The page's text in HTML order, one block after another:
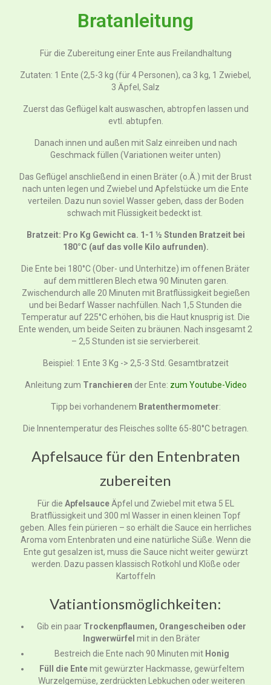
Bratanleitung
Für die Zubereitung einer Ente aus Freilandhaltung
Zutaten: 1 Ente (2,5-3 kg (für 4 Personen), ca 3 kg, 1 Zwiebel,
3 Äpfel, Salz
Zuerst das Geflügel kalt auswaschen, abtropfen lassen und
evtl. abtupfen.
Danach innen und außen mit Salz einreiben und nach
Geschmack füllen (Variationen weiter unten)
Das Geflügel anschließend in einen Bräter (o.Ä.) mit der Brust
nach unten legen und Zwiebel und Apfelstücke um die Ente
verteilen. Dazu nun soviel Wasser geben, dass der Boden
schwach mit Flüssigkeit bedeckt ist.
Bratzeit: Pro Kg Gewicht ca. 1-1 ½ Stunden Bratzeit bei
180°C (auf das volle Kilo aufrunden).
Die Ente bei 180°C (Ober- und Unterhitze) im offenen Bräter
auf dem mittleren Blech etwa 90 Minuten garen.
Zwischendurch alle 20 Minuten mit Bratflüssigkeit begießen
und bei Bedarf Wasser nachfüllen. Nach 1,5 Stunden die
Temperatur auf 225°C erhöhen, bis die Haut knusprig ist. Die
Ente wenden, um beide Seiten zu bräunen. Nach insgesamt 2
– 2,5 Stunden ist sie servierbereit.
Beispiel: 1 Ente 3 Kg -> 2,5-3 Std. Gesamtbratzeit
Anleitung zum Tranchieren der Ente: zum Youtube-Video
Tipp bei vorhandenem Bratenthermometer:
Die Innentemperatur des Fleisches sollte 65-80°C betragen.
Apfelsauce für den Entenbraten
zubereiten
Für die ApfelsauceÄpfel und Zwiebel mit etwa 5 EL
Bratflüssigkeit und 300 ml Wasser in einen kleinen Topf
geben. Alles fein pürieren – so erhält die Sauce ein herrliches
Aroma vom Entenbraten und eine natürliche Süße. Wenn die
Ente gut gesalzen ist, muss die Sauce nicht weiter gewürzt
werden. Dazu passen klassisch Rotkohl und Klöße oder
Kartoffeln
Vatiantionsmöglichkeiten:
Gib ein paar Trockenpflaumen, Orangescheiben oder
Ingwerwürfel mit in den Bräter
Bestreich die Ente nach 90 Minuten mit Honig
Füll die Entemit gewürzter Hackmasse, gewürfeltem
Wurzelgemüse, zerdrückten Lebkuchen oder weiteren